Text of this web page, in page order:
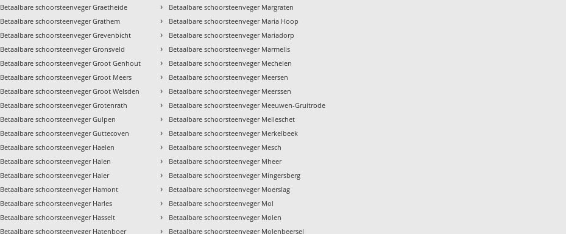
Betaalbare schoorsteenveger Graetheide
Betaalbare schoorsteenveger Grathem
Betaalbare schoorsteenveger Grevenbicht
Betaalbare schoorsteenveger Gronsveld
Betaalbare schoorsteenveger Groot Genhout
Betaalbare schoorsteenveger Groot Meers
Betaalbare schoorsteenveger Groot Welsden
Betaalbare schoorsteenveger Grotenrath
Betaalbare schoorsteenveger Gulpen
Betaalbare schoorsteenveger Guttecoven
Betaalbare schoorsteenveger Haelen
Betaalbare schoorsteenveger Halen
Betaalbare schoorsteenveger Haler
Betaalbare schoorsteenveger Hamont
Betaalbare schoorsteenveger Harles
Betaalbare schoorsteenveger Hasselt
Betaalbare schoorsteenveger Hatenboer
› Betaalbare schoorsteenveger Margraten
› Betaalbare schoorsteenveger Maria Hoop
› Betaalbare schoorsteenveger Mariadorp
› Betaalbare schoorsteenveger Marmelis
› Betaalbare schoorsteenveger Mechelen
› Betaalbare schoorsteenveger Meersen
› Betaalbare schoorsteenveger Meerssen
› Betaalbare schoorsteenveger Meeuwen-Gruitrode
› Betaalbare schoorsteenveger Melleschet
› Betaalbare schoorsteenveger Merkelbeek
› Betaalbare schoorsteenveger Mesch
› Betaalbare schoorsteenveger Mheer
› Betaalbare schoorsteenveger Mingersberg
› Betaalbare schoorsteenveger Moerslag
› Betaalbare schoorsteenveger Mol
› Betaalbare schoorsteenveger Molen
› Betaalbare schoorsteenveger Molenbeersel